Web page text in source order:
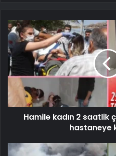
Hamile kadın 2 saatlik
hastaneye